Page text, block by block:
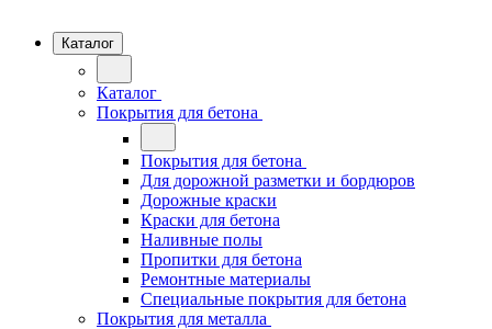
Каталог
Каталог
Покрытия для бетона
Покрытия для бетона
Для дорожной разметки и бордюров
Дорожные краски
Краски для бетона
Наливные полы
Пропитки для бетона
Ремонтные материалы
Специальные покрытия для бетона
Покрытия для металла